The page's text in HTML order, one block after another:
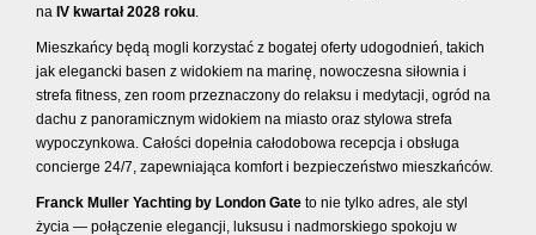
na IV kwartał 2028 roku.
Mieszkańcy będą mogli korzystać z bogatej oferty udogodnień, takich
jak elegancki basen z widokiem na marinę, nowoczesna siłownia i
strefa fitness, zen room przeznaczony do relaksu i medytacji, ogród na
dachu z panoramicznym widokiem na miasto oraz stylowa strefa
wypoczynkowa. Całości dopełnia całodobowa recepcja i obsługa
concierge 24/7, zapewniająca komfort i bezpieczeństwo mieszkańców.
Franck Muller Yachting by London Gate to nie tylko adres, ale styl
życia — połączenie elegancji, luksusu i nadmorskiego spokoju w